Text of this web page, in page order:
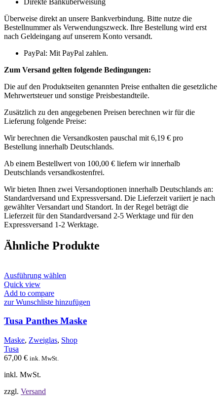
Überweise direkt an unsere Bankverbindung. Bitte nutze die
Bestellnummer als Verwendungszweck. Ihre Bestellung wird erst
nach Geldeingang auf unserem Konto versandt.
PayPal: Mit PayPal zahlen.
Zum Versand gelten folgende Bedingungen:
Die auf den Produktseiten genannten Preise enthalten die gesetzliche
Mehrwertsteuer und sonstige Preisbestandteile.
Zusätzlich zu den angegebenen Preisen berechnen wir für die
Lieferung folgende Preise:
Wir berechnen die Versandkosten pauschal mit 6,19 € pro
Bestellung innerhalb Deutschlands.
Ab einem Bestellwert von 100,00 € liefern wir innerhalb
Deutschlands versandkostenfrei.
Wir bieten Ihnen zwei Versandoptionen innerhalb Deutschlands an:
Standardversand und Expressversand. Die Lieferzeit variiert je nach
gewählter Versandart und Standort. In der Regel beträgt die
Lieferzeit für den Standardversand 2-5 Werktage und für den
Expressversand 1-2 Werktage.
Ähnliche Produkte
Ausführung wählen
mehrere
auf.
Optionen
können
Quick view
Add to compare
zur Wunschliste hinzufügen
Tusa Panthes Maske
Maske, Zweiglas, Shop
Tusa
67,00 € ink. MwSt.
inkl. MwSt.
zzgl. Versand